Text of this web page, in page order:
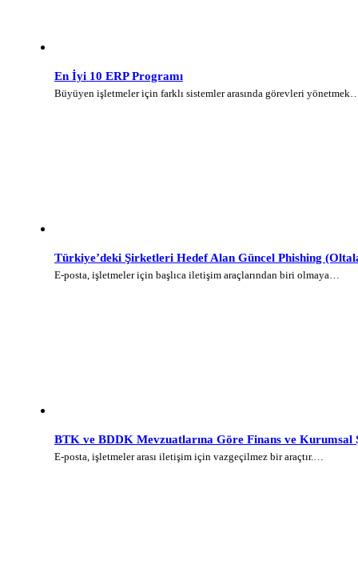
En İyi 10 ERP Programı
Büyüyen işletmeler için farklı sistemler arasında görevleri
Türkiye’deki Şirketleri Hedef Alan Güncel Phishing
E-posta, işletmeler için başlıca iletişim araçlarından biri olmaya…
BTK ve BDDK Mevzuatlarına Göre Finans ve
E-posta, işletmeler arası iletişim için vazgeçilmez bir araçtır.…